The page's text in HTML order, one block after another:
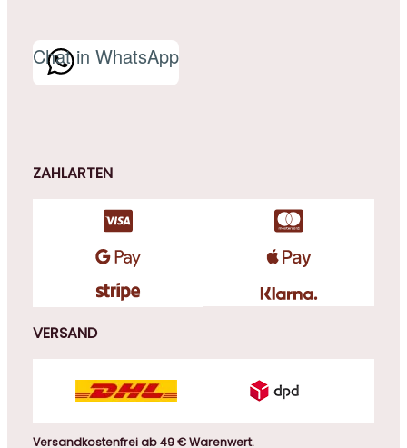
Chat in WhatsApp
ZAHLARTEN
VERSAND
Versandkostenfrei ab 49 € Warenwert.